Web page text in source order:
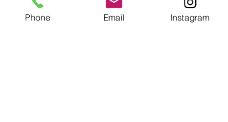
Weitere Informationen erhälst du in unseren
Produktdetails
Phone Email Instagram